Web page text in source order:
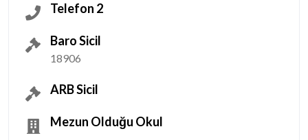
Telefon 2
Baro Sicil
18906
ARB Sicil
Mezun Olduğu Okul